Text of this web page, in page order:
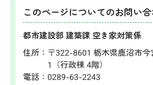
このページについてのお問い
都市建設部 建築課 空き家対策係
住所： 〒322-8601 栃木県鹿沼市
1（行政棟 4階）
電話： 0289-63-2243